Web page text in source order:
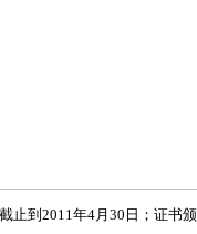
止到2011年4月30日；证书